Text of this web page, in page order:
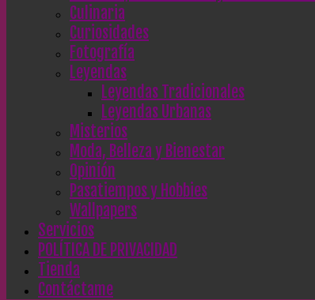
Culinaria
Curiosidades
Fotografía
Leyendas
Leyendas Tradicionales
Leyendas Urbanas
Misterios
Moda, Belleza y Bienestar
Opinión
Pasatiempos y Hobbies
Wallpapers
Servicios
POLÍTICA DE PRIVACIDAD
Tienda
Contáctame